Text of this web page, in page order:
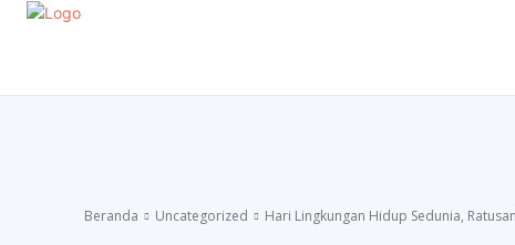
Beranda Uncategorized Hari Lingkungan Hidup Sedunia,